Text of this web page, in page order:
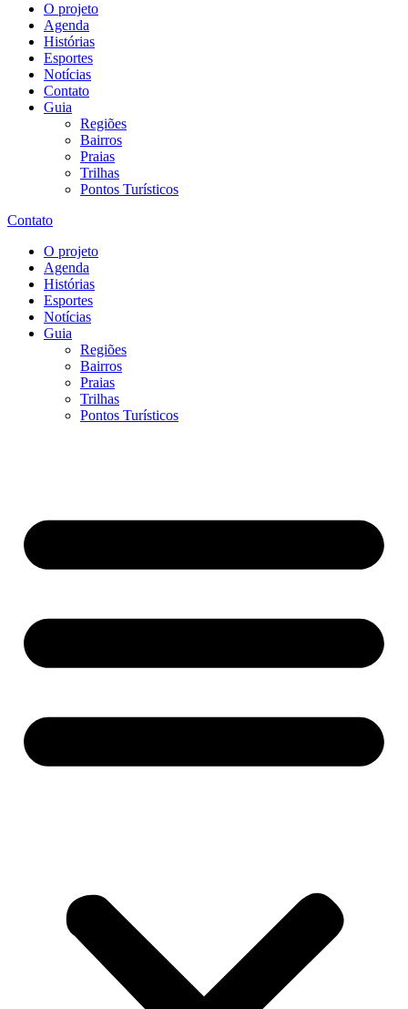
O projeto
Agenda
Histórias
Esportes
Notícias
Contato
Guia
Regiões
Bairros
Praias
Trilhas
Pontos Turísticos
Contato
O projeto
Agenda
Histórias
Esportes
Notícias
Guia
Regiões
Bairros
Praias
Trilhas
Pontos Turísticos